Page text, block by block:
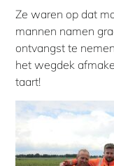
Ze waren op dat
mannen namen
ontvangst te
het wegdek
taart!